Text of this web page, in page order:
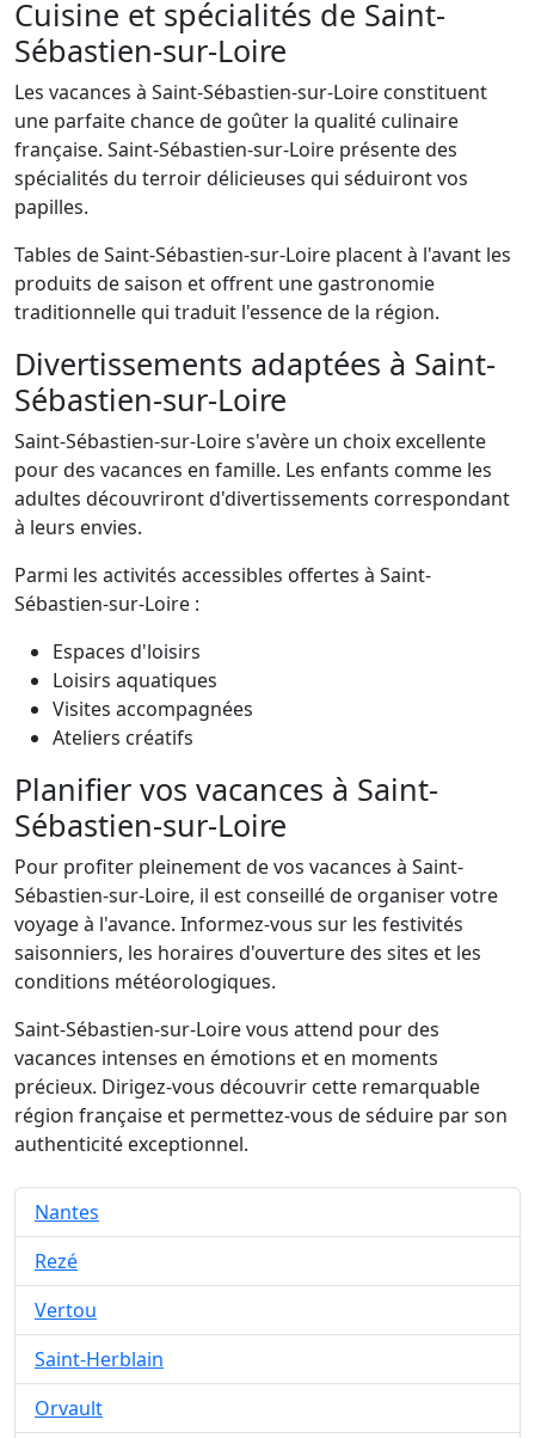
Cuisine et spécialités de Saint-
Sébastien-sur-Loire
Les vacances à Saint-Sébastien-sur-Loire constituent
une parfaite chance de goûter la qualité culinaire
française. Saint-Sébastien-sur-Loire présente des
spécialités du terroir délicieuses qui séduiront vos
papilles.
Tables de Saint-Sébastien-sur-Loire placent à l'avant les
produits de saison et offrent une gastronomie
traditionnelle qui traduit l'essence de la région.
Divertissements adaptées à Saint-
Sébastien-sur-Loire
Saint-Sébastien-sur-Loire s'avère un choix excellente
pour des vacances en famille. Les enfants comme les
adultes découvriront d'divertissements correspondant
à leurs envies.
Parmi les activités accessibles offertes à Saint-
Sébastien-sur-Loire :
Espaces d'loisirs
Loisirs aquatiques
Visites accompagnées
Ateliers créatifs
Planifier vos vacances à Saint-
Sébastien-sur-Loire
Pour profiter pleinement de vos vacances à Saint-
Sébastien-sur-Loire, il est conseillé de organiser votre
voyage à l'avance. Informez-vous sur les festivités
saisonniers, les horaires d'ouverture des sites et les
conditions météorologiques.
Saint-Sébastien-sur-Loire vous attend pour des
vacances intenses en émotions et en moments
précieux. Dirigez-vous découvrir cette remarquable
région française et permettez-vous de séduire par son
authenticité exceptionnel.
Nantes
Rezé
Vertou
Saint-Herblain
Orvault